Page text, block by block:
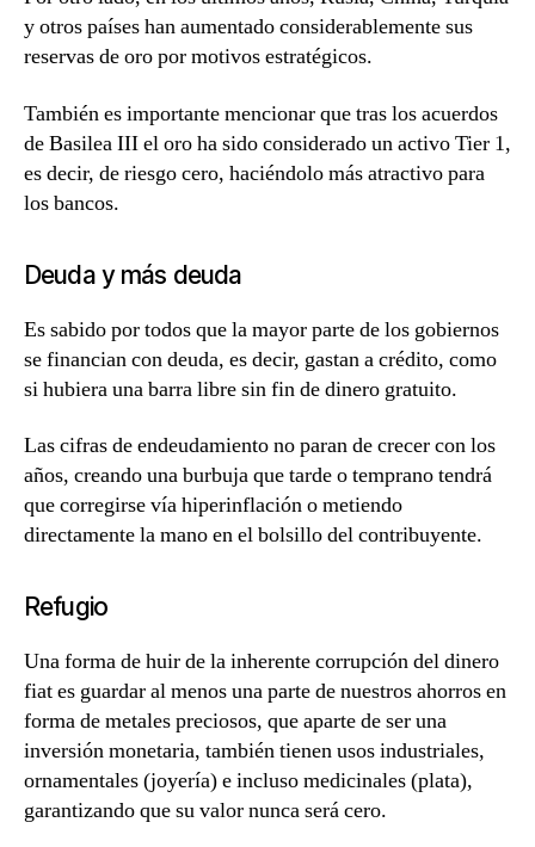
y otros países han aumentado considerablemente sus
reservas de oropor motivos estratégicos.
También es importante mencionar que tras los acuerdos
de Basilea IIIel oro ha sido considerado un activo Tier 1,
es decir, de riesgo cero, haciéndolo más atractivo para
los bancos.
Deuda y más deuda
Es sabido por todos que la mayor parte de los gobiernos
se financian con deuda, es decir, gastan a crédito, como
si hubiera una barra libre sin fin de dinero gratuito.
Las cifras de endeudamiento no paran de crecer con los
años, creando una burbuja que tarde o temprano tendrá
que corregirse vía hiperinflación o metiendo
directamente la mano en el bolsillo del contribuyente.
Refugio
Una forma de huir de la inherente corrupción del dinero
fiat es guardar al menos una parte de nuestros ahorros en
forma de metales preciosos, que aparte de ser una
inversión monetaria, también tienen usos industriales,
ornamentales (joyería) e incluso medicinales (plata),
garantizando quesu valor nunca será cero.